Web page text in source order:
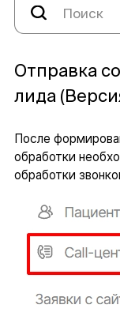
Отправка
лида
После
обработки
обработки